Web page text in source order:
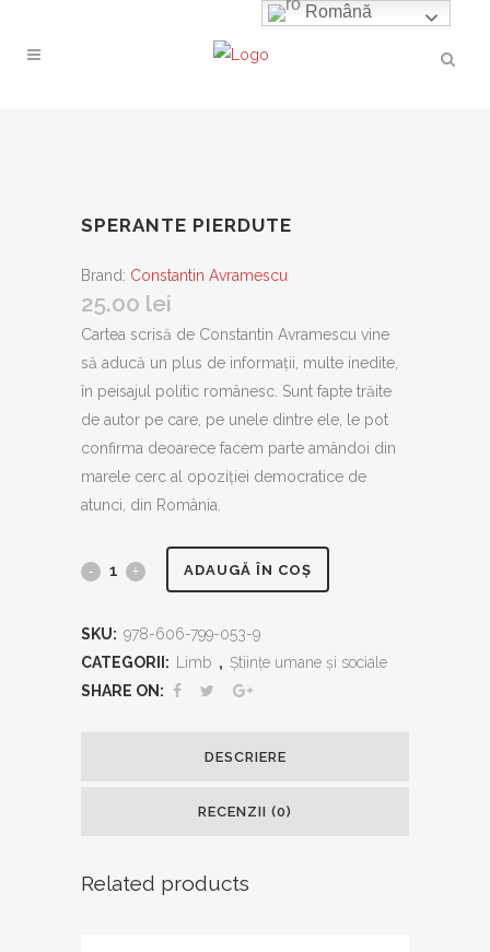
SPERANTE PIERDUTE
Brand: Constantin Avramescu
25.00 lei
Cartea scrisă de Constantin Avramescu vine
să aducă un plus de informaţii, multe inedite,
în peisajul politic românesc. Sunt fapte trăite
de autor pe care, pe unele dintre ele, le pot
confirma deoarece facem parte amândoi din
marele cerc al opoziţiei democratice de
atunci, din România.
Sperante ADAUGĂ ÎN COȘ
SKU: 978-606-799-053-9
CATEGORII:
Limb , Ştiinţe umane şi sociale
SHARE ON:
DESCRIERE
RECENZII (0)
Related products
Română